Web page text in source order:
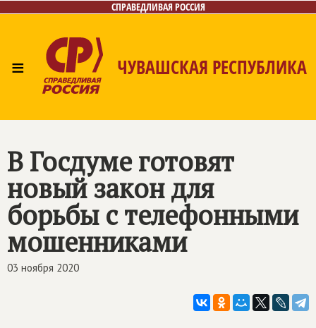
СПРАВЕДЛИВАЯ РОССИЯ
≡ ЧУВАШСКАЯ РЕСПУБЛИКА
В Госдуме готовят
новый закон для
борьбы с телефонными
мошенниками
03 ноября 2020